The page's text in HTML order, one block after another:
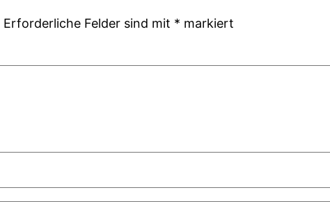
Erforderliche Felder sind mit * markiert